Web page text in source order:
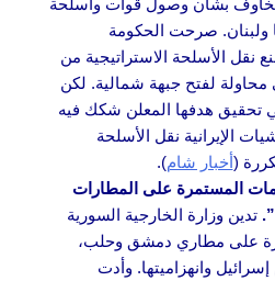
بشأن وصول قوات وأسلحة
ولبنان. صرحت الحكومة
نقل الأسلحة الاستراتيجية من
لفتح جبهة شمالية. لكن
تحقيق هدفها المعلن شكك فيه
الإيرانية نقل الأسلحة
(أخبار شام).
المستمرة على المطارات
تدين وزارة الخارجية السورية
على مطاري دمشق وحلب،
وانهزاميتها. وأدت